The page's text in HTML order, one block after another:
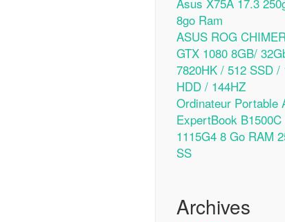
8go Ram
ASUS ROG
GTX 1080 8GB/
7820HK / 512 SSD /
HDD / 144HZ
Ordinateur Portable
ExpertBook B1500C
1115G4 8 Go RAM
SS
Archives